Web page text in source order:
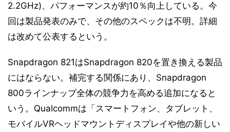
2.2GHz)、パフォーマンスが約10％向上している。今
回は製品発表のみで、その他のスペックは不明。詳細
は改めて公表するという。
Snapdragon 821はSnapdragon 820を置き換える製品
にはならない。補完する関係にあり、Snapdragon
800ラインナップ全体の競争力を高める追加になると
いう。Qualcommは「スマートフォン、タブレット、
モバイルVRヘッドマウントディスプレイや他の新しい